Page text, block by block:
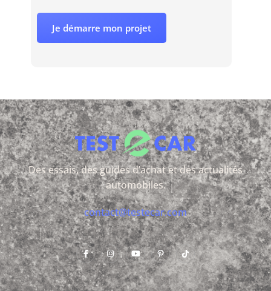
Je démarre mon projet
Des essais, des guides d’achat et des actualités
automobiles.
contact@testecar.com